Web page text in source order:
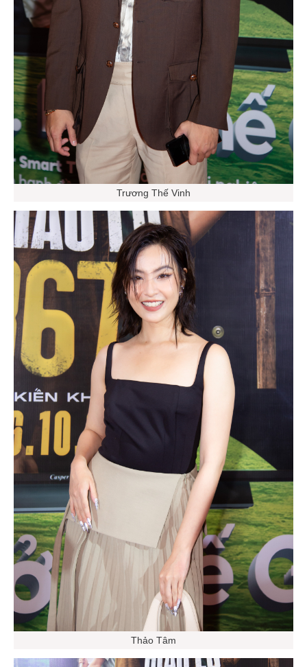
Trương Thế Vinh
Thảo Tâm